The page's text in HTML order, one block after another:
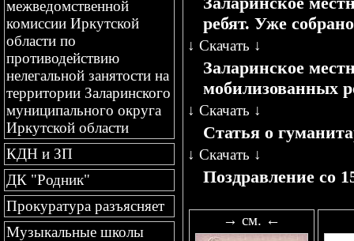
межведомственной
комиссии Иркутской
области по
противодействию
нелегальной занятости на
территории Заларинского
муниципального округа
Иркутской области
КДН и ЗП
ДК "Родник"
Прокуратура разъясняет
Музыкальные школы
ребят. Уже
↓ Скачать ↓
Заларинское
мобилизованных
↓ Скачать ↓
Статья о
↓ Скачать ↓
Поздравление со
→ см. ←